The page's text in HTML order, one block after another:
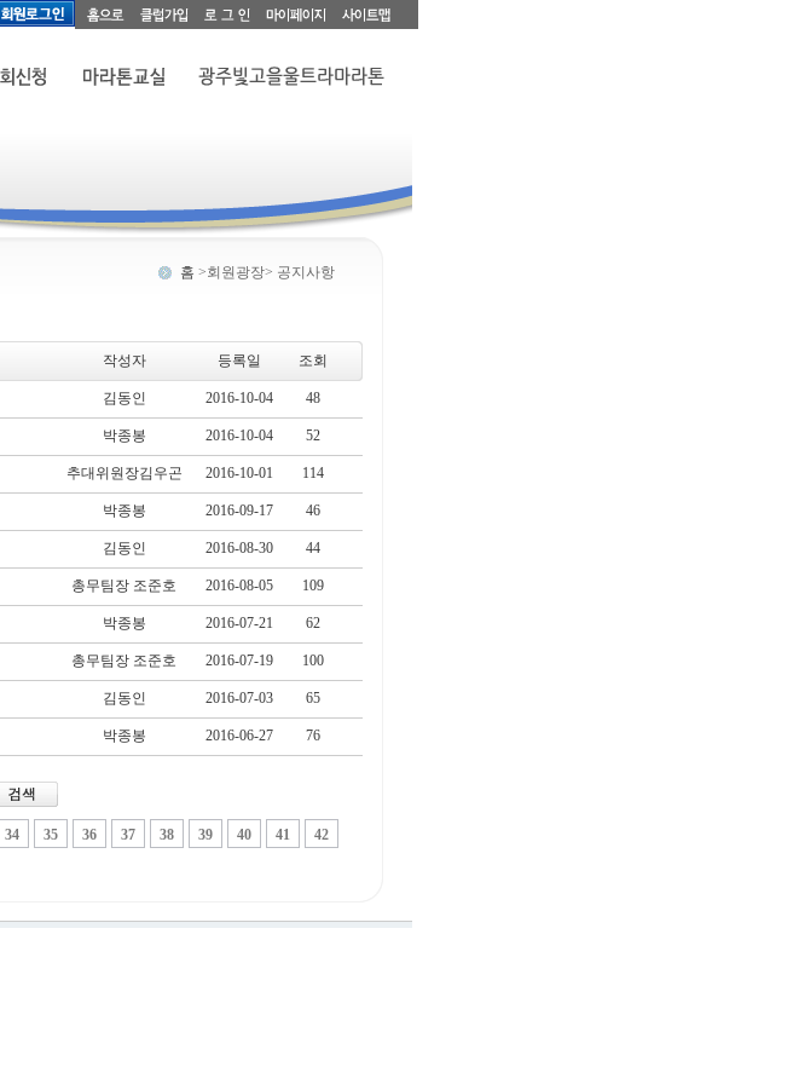
홈 >회원광장> 공지사항
작성자 등록일 조회
김동인 2016-10-04 48
박종봉 2016-10-04 52
추대위원장김우곤 2016-10-01 114
박종봉 2016-09-17 46
김동인 2016-08-30 44
총무팀장 조준호 2016-08-05 109
박종봉 2016-07-21 62
총무팀장 조준호 2016-07-19 100
김동인 2016-07-03 65
박종봉 2016-06-27 76
34 35 36 37 38 39 40 41
42